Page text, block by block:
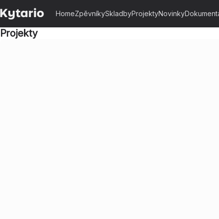
HomeZpěvníkySkladbyProjektyNovinky
Projekty